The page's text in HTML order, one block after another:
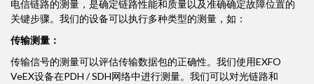
电信链路的测量，是确定链路性能和质量以及准确确定故障位置的
关键步骤。我们的设备可以执行多种类型的测量，如：
传输测量：
传输信号的测量可以评估传输数据包的正确性。我们使用EXFO
VeEX设备在PDH / SDH网络中进行测量。我们可以对光链路和